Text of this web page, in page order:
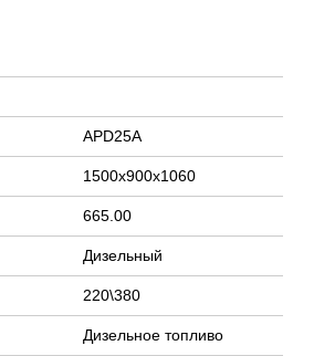
APD25A
1500х900х1060
665.00
Дизельный
220\380
Дизельное топливо